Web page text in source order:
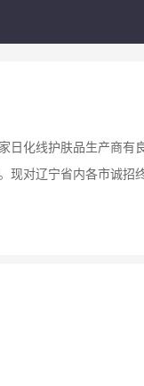
日化线护肤品生产商有
现对辽宁省内各市诚招